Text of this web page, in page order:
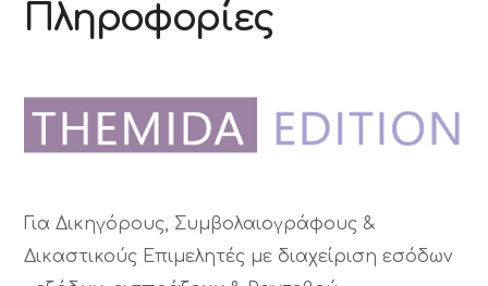
Πληροφορίες
Για Δικηγόρους, Συμβολαιογράφους &
Δικαστικούς Επιμελητές με διαχείριση εσόδων